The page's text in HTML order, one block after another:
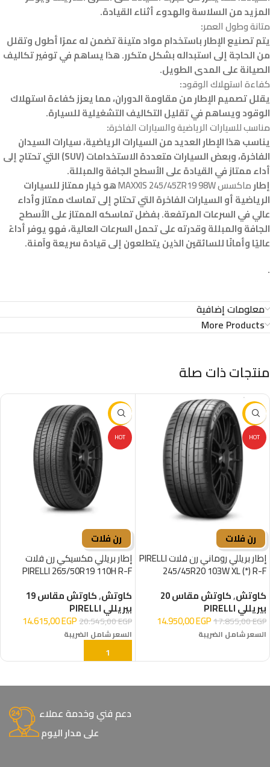
المزيد من السلاسة والهدوء أثناء القيادة.
متانة وطول العمر:
يتم تصنيع الإطار باستخدام مواد متينة تضمن له عمرًا أطول وتقلل
من الحاجة إلى استبداله بشكل متكرر. هذا يساهم في توفير تكاليف
الصيانة على المدى الطويل.
كفاءة استهلاك الوقود:
يقلل تصميم الإطار من مقاومة الدوران، مما يعزز كفاءة استهلاك
الوقود ويساهم في تقليل التكاليف التشغيلية للسيارة.
مناسب للسيارات الرياضية والسيارات الفاخرة:
يناسب هذا الإطار العديد من السيارات الرياضية، سيارات السيدان
الفاخرة، وبعض السيارات متعددة الاستخدامات (SUV) التي تحتاج إلى
أداء ممتاز في القيادة على الأسطح الجافة والمبللة.
إطارماكسس MAXXIS 245/45ZR19 98W
هو خيار ممتاز للسيارات
الرياضية أو السيارات الفاخرة التي تحتاج إلى تماسك ممتاز وأداء
عالي في السرعات المرتفعة. بفضل تماسكه الممتاز على الأسطح
الجافة والمبللة وقدرته على تحمل السرعات العالية، فهو يوفر أداءً
عاليًا وأمانًا للسائقين الذين يتطلعون إلى قيادة سريعة وآمنة.
.
معلومات إضافية
More Products
منتجات ذات صلة
-16%
HOT
رن فلات
إطار بريللي روماني رن فلات PIRELLI
245/45R20 103W XL (*) R-F
كاوتش,كاوتش مقاس 20
بيريللي PIRELLI
17.855,00EGP
14.950,00EGP
السعر شامل الضريبة
-29%
HOT
رن فلات
إطار بريللي مكسيكي رن فلات
PIRELLI 265/50R19 110H R-F
كاوتش,كاوتش مقاس 19
بيريللي PIRELLI
20.545,00EGP
14.615,00EGP
السعر شامل الضريبة
إضافة إلى السلة
دعم فني وخدمة عملاء
على مدار اليوم